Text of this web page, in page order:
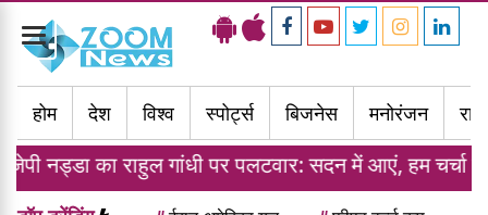
Toggle
navigation
होम
देश विश्व स्पोर्ट्स बिजनेस मनोरंजन
गांधी पर पलटवार: सदन में आएं, हम चर्चा के लिए तैयार,